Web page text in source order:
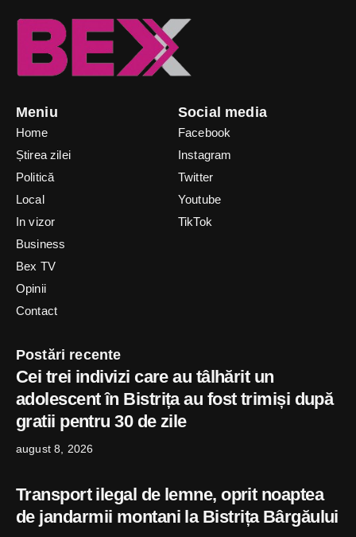
Meniu
Home
Știrea zilei
Politică
Local
In vizor
Business
Bex TV
Opinii
Contact
Social media
Facebook
Instagram
Twitter
Youtube
TikTok
Postări recente
Cei trei indivizi care au tâlhărit un
adolescent în Bistrița au fost trimiși după
gratii pentru 30 de zile
august 8, 2026
Transport ilegal de lemne, oprit noaptea
de jandarmii montani la Bistrița Bârgăului